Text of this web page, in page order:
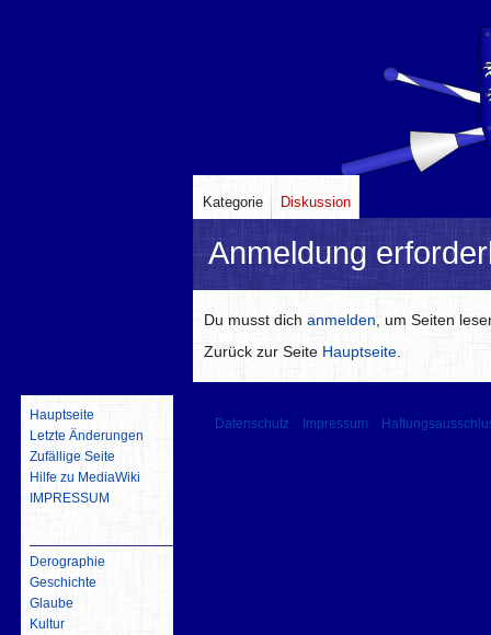
Anmeldung
Zur
Navigation
Zur
Suche
Du musst dich anmelden, um Seiten
Zurück zur Seite Hauptseite.
Kategorie Diskussion
Hauptseite
Letzte Änderungen
Zufällige Seite
Hilfe zu MediaWiki
IMPRESSUM
Derographie
Geschichte
Glaube
Kultur
Datenschutz Impressum